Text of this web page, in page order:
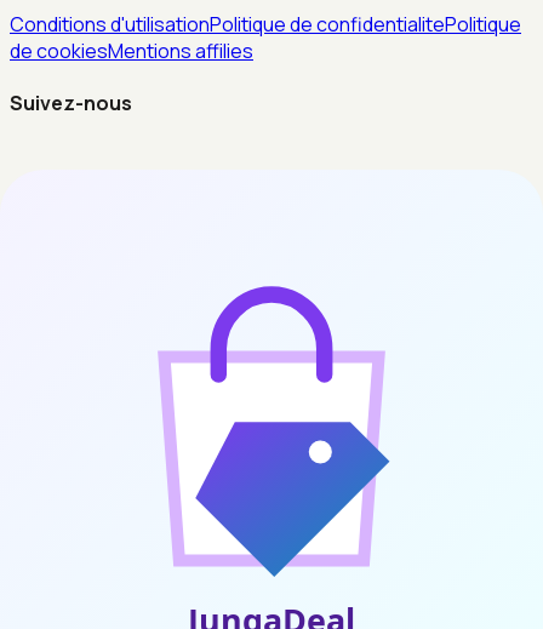
Conditions d'utilisationPolitique de confidentialitePolitique
de cookiesMentions affilies
Suivez-nous